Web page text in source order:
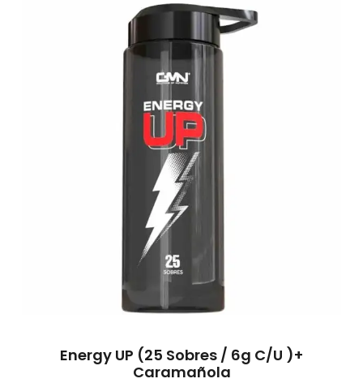
Energy UP (25 Sobres / 6g C/u )+
Caramañola